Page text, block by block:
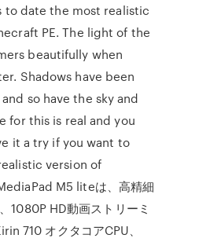
to date the most realistic
PE. The light of the
beautifully when
Shadows have been
so have the sky and
for this is real and you
it a try if you want to
version of
M5 liteは、高精細
1080P HD動画ストリーミ
710 オクタコアCPU、